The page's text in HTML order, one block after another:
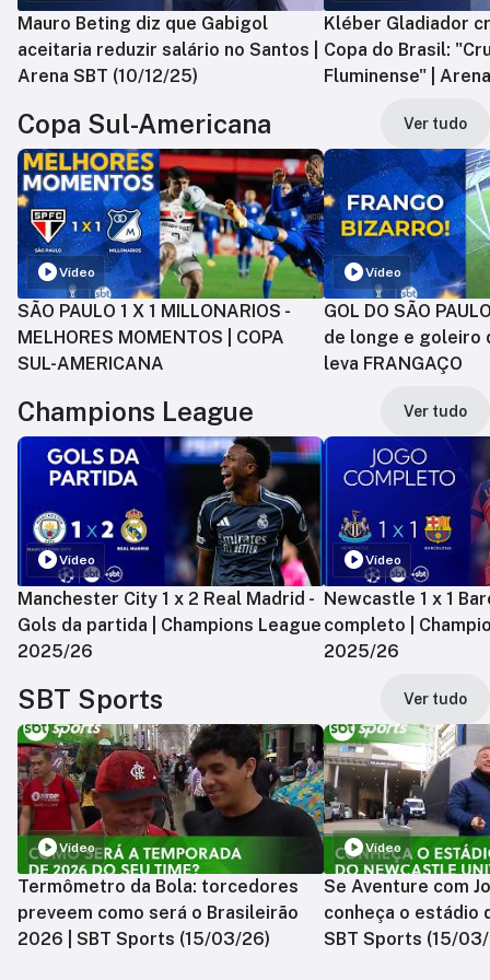
Mauro Beting diz que Gabigol
aceitaria reduzir salário no Santos |
Arena SBT (10/12/25)
Kléber Gladiador
Copa do Brasil:
Fluminense" |
Copa Sul-Americana Ver tudo
Vídeo
SÃO PAULO 1 X 1 MILLONARIOS -
MELHORES MOMENTOS | COPA
SUL-AMERICANA
Vídeo
GOL DO SÃO
de longe e goleiro
leva FRANGAÇO
Champions League Ver tudo
Vídeo
Manchester City 1 x 2 Real Madrid -
Gols da partida | Champions League
2025/26
Vídeo
Newcastle 1 x 1
completo |
2025/26
SBT Sports Ver tudo
Vídeo
Termômetro da Bola: torcedores
preveem como será o Brasileirão
2026 | SBT Sports (15/03/26)
Vídeo
Se Aventure com
conheça o estádio
SBT Sports (15/